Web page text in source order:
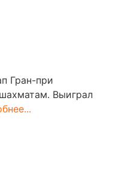
Гран-при
Выиграл